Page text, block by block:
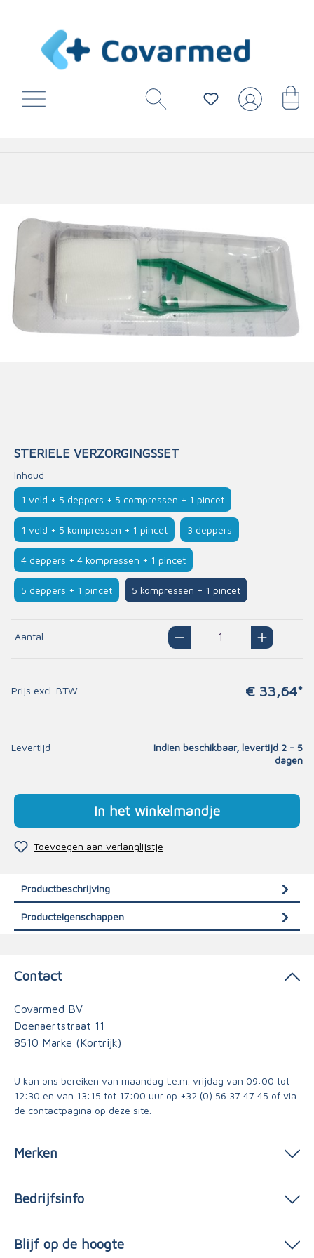
STERIELE VERZORGINGSSET
Inhoud
1 veld + 5 deppers + 5 compressen + 1 pincet
1 veld + 5 kompressen + 1 pincet 3 deppers
4 deppers + 4 kompressen + 1 pincet
5 deppers + 1 pincet 5 kompressen + 1 pincet
Aantal
Prijs excl. BTW € 33,64*
Levertijd
Indien beschikbaar, levertijd 2 - 5
dagen
In het winkelmandje
Toevoegen aan verlanglijstje
Productbeschrijving
Producteigenschappen
Contact
Covarmed BV
Doenaertstraat 11
8510 Marke (Kortrijk)
U kan ons bereiken van maandag t.e.m. vrijdag van 09:00 tot
12:30 en van 13:15 tot 17:00 uur op +32 (0) 56 37 47 45 of via
de contactpagina op deze site.
Merken
Bedrijfsinfo
Blijf op de hoogte